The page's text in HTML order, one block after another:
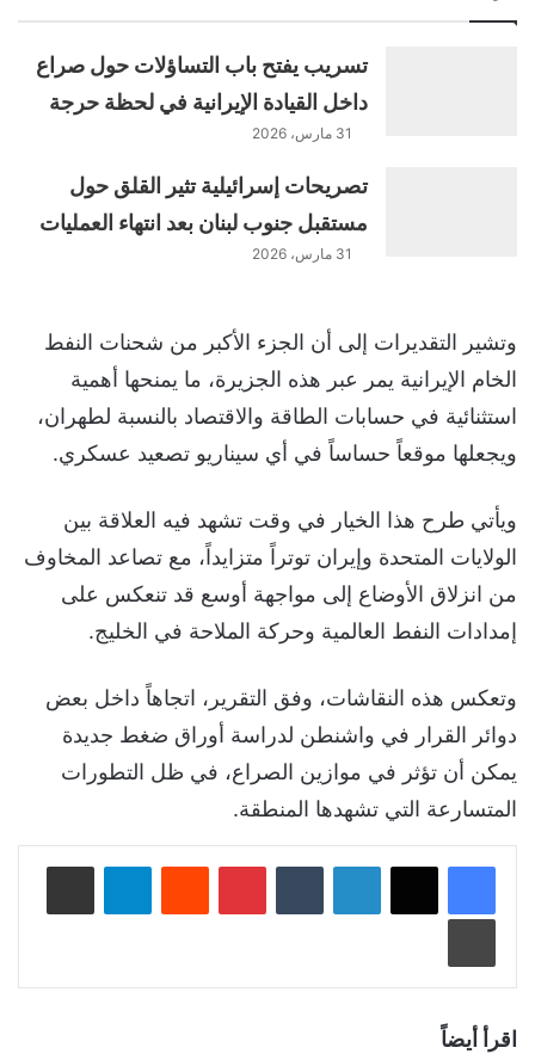
تسريب يفتح باب التساؤلات حول صراع
داخل القيادة الإيرانية في لحظة حرجة
31 مارس، 2026
تصريحات إسرائيلية تثير القلق حول
مستقبل جنوب لبنان بعد انتهاء العمليات
31 مارس، 2026
وتشير التقديرات إلى أن الجزء الأكبر من شحنات النفط
الخام الإيرانية يمر عبر هذه الجزيرة، ما يمنحها أهمية
استثنائية في حسابات الطاقة والاقتصاد بالنسبة لطهران،
ويجعلها موقعاً حساساً في أي سيناريو تصعيد عسكري.
ويأتي طرح هذا الخيار في وقت تشهد فيه العلاقة بين
الولايات المتحدة وإيران توتراً متزايداً، مع تصاعد المخاوف
من انزلاق الأوضاع إلى مواجهة أوسع قد تنعكس على
إمدادات النفط العالمية وحركة الملاحة في الخليج.
وتعكس هذه النقاشات، وفق التقرير، اتجاهاً داخل بعض
دوائر القرار في واشنطن لدراسة أوراق ضغط جديدة
يمكن أن تؤثر في موازين الصراع، في ظل التطورات
المتسارعة التي تشهدها المنطقة.
لينكدإن بينتيريست
اقرأ أيضاً